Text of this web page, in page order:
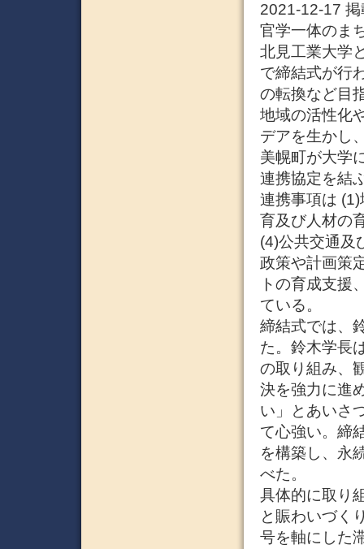
2021-12-17
官学一体のま
北見工業大学
で締結式が行
の転換など目
地域の活性化
デアを生かし
美幌町が大学
連携協定を結
連携事項は
育及び人材の
(4)公共交通及
政策や計画策
トの育成支援
ている。
締結式では、
た。鈴木学長
の取り組み、
決を強力に進
い」とあいさ
て心強い。締
を構築し、永
べた。
具体的に取り
と賑わいづく
号を軸にした